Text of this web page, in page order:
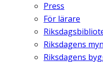
Press
För lärare
Riksdagens
Riksdagens